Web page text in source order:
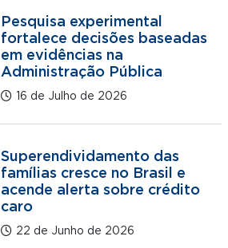
Pesquisa experimental
fortalece decisões baseadas
em evidências na
Administração Pública
16 de Julho de 2026
Superendividamento das
famílias cresce no Brasil e
acende alerta sobre crédito
caro
22 de Junho de 2026